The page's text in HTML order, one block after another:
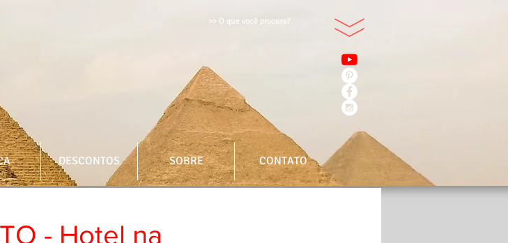
>> O que você procura?
DESCONTOS SOBRE CONTATO
- Hotel na